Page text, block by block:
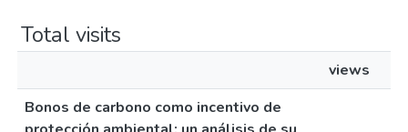
Total visits
views
Bonos de carbono como incentivo de